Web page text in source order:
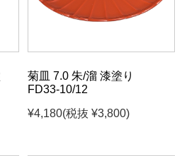
菊皿 7.0 朱/溜 漆塗り
FD33-10/12
¥4,180(税抜 ¥3,800)